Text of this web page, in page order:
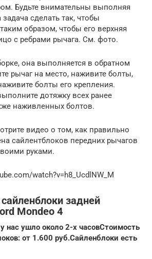
Будьте внимательны выполняя
сделать так, чтобы
образом, чтобы его верхняя
с ребрами рычага. См. фото.
она выполняется в обратном
рычаг на место, наживите болты,
болты его крепления.
дотяжку всех ранее
наживленных болтов.
видео о том, как правильно
сайлентблоков передних рычагов
руками.
watch?v=h8_UcdlNW_M
задней
Mondeo 4
нас ушло около 2-х часовСтоимость
от 1.600 руб.Сайленблоки есть